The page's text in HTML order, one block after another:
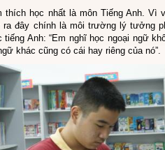
thích học nhất là môn Tiếng Anh.
đây chính là môi trường lý tưởng
Anh: “Em nghĩ học ngoại ngữ
khác cũng có cái hay riêng của nó”.